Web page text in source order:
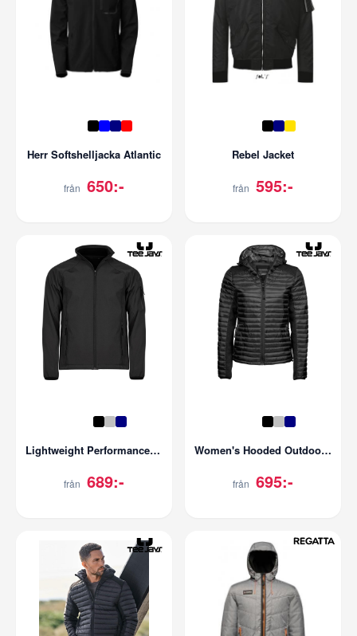
Herr Softshelljacka Atlantic
från 650:-
Rebel Jacket
från 595:-
Lightweight Performance Softshell | Herr
från 689:-
Women's Hooded Outdoor Crossover | Dam
från 695:-